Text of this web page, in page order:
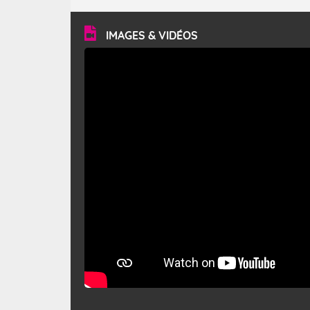
vitesse moyenne de 50 km/h et atteindre 80 à 100 km/h
en rafales, parfois davantage. Il parcourt la basse vallée
du Rhône et la Provence et envahit le littoral
méditerranéen à partir de la Camargue.
IMAGES & VIDÉOS